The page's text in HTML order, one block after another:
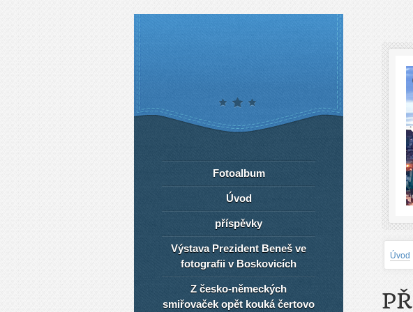
Úvod
Fotoalbum
Úvod
příspěvky
Výstava Prezident Beneš ve
fotografii v Boskovicích
Z česko-německých
smiřovaček opět kouká čertovo